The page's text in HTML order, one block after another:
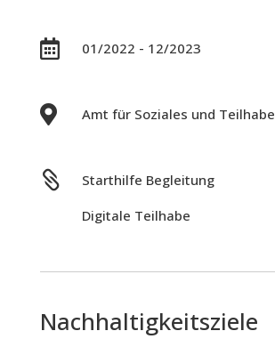
 01/2022 - 12/2023
 Amt für Soziales und Teilhabe

Starthilfe Begleitung
Digitale Teilhabe
Nachhaltigkeitsziele